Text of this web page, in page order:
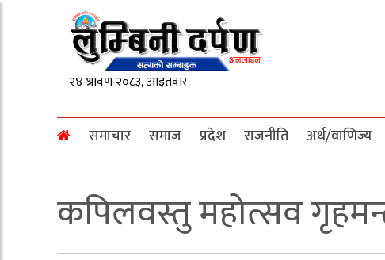
समाचार समाज प्रदेश राजनीति अर्थ/वाणिज्य
कपिलवस्तु महोत्सव